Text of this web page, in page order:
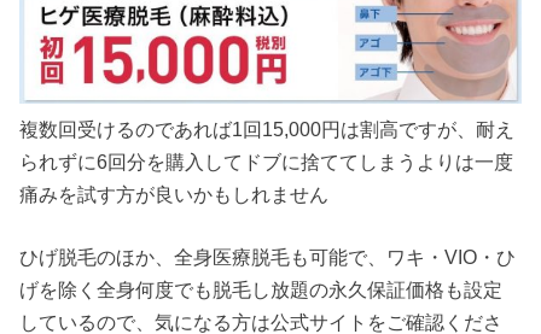
複数回受けるのであれば1回15,000円は割高ですが、耐え
られずに6回分を購入してドブに捨ててしまうよりは一度
痛みを試す方が良いかもしれません
ひげ脱毛のほか、全身医療脱毛も可能で、ワキ・VIO・ひ
げを除く全身何度でも脱毛し放題の永久保証価格も設定
しているので、気になる方は公式サイトをご確認くださ